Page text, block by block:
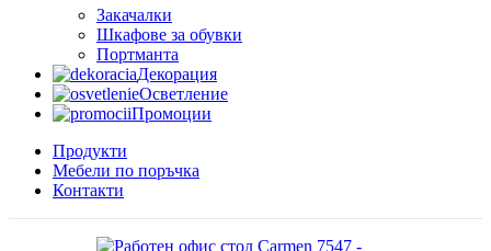
Закачалки
Шкафове за обувки
Портманта
Декорация
Осветление
Промоции
Продукти
Мебели по поръчка
Контакти